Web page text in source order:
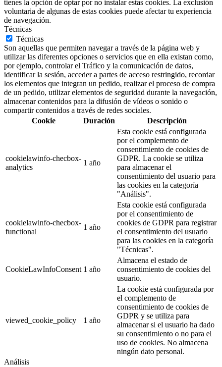
tienes la opción de optar por no instalar estas cookies. La exclusión
voluntaria de algunas de estas cookies puede afectar tu experiencia
de navegación.
Técnicas
Técnicas
Son aquellas que permiten navegar a través de la página web y
utilizar las diferentes opciones o servicios que en ella existan como,
por ejemplo, controlar el Tráfico y la comunicación de datos,
identificar la sesión, acceder a partes de acceso restringido, recordar
los elementos que integran un pedido, realizar el proceso de compra
de un pedido, utilizar elementos de seguridad durante la navegación,
almacenar contenidos para la difusión de vídeos o sonido o
compartir contenidos a través de redes sociales.
Cookie
Duración Descripción
cookielawinfo-checbox-
analytics
1 año
Esta cookie está configurada
por el complemento de
consentimiento de cookies de
GDPR. La cookie se utiliza
para almacenar el
consentimiento del usuario para
las cookies en la categoría
"Análisis".
cookielawinfo-checbox-
functional
1 año
Esta cookie está configurada
por el consentimiento de
cookies de GDPR para registrar
el consentimiento del usuario
para las cookies en la categoría
"Técnicas".
CookieLawInfoConsent 1 año
Almacena el estado de
consentimiento de cookies del
usuario.
viewed_cookie_policy 1 año
La cookie está configurada por
el complemento de
consentimiento de cookies de
GDPR y se utiliza para
almacenar si el usuario ha dado
su consentimiento o no para el
uso de cookies. No almacena
ningún dato personal.
Análisis